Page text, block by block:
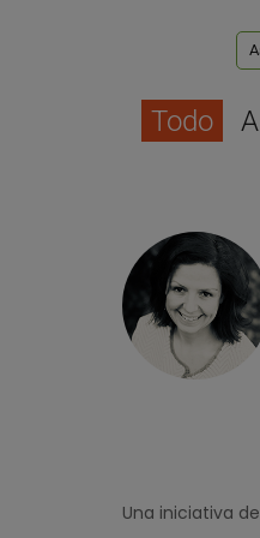
Todo A
Lista
Una iniciativa de